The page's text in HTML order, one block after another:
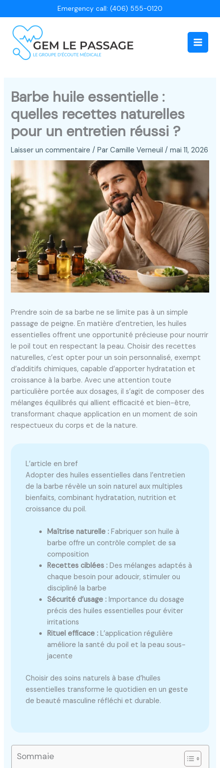
au
contenu
Emergency call: (406) 555-0120
Main
Barbe huile essentielle :
quelles recettes naturelles
pour un entretien réussi ?
Laisser un commentaire / ParCamille Verneuil/mai 11, 2026
Prendre soin de sa barbe ne se limite pas à un simple
passage de peigne. En matière d’entretien, les huiles
essentielles offrent une opportunité précieuse pour nourrir
le poil tout en respectant la peau. Choisir des recettes
naturelles, c’est opter pour un soin personnalisé, exempt
d’additifs chimiques, capable d’apporter hydratation et
croissance à la barbe. Avec une attention toute
particulière portée aux dosages, il s’agit de composer des
mélanges équilibrés qui allient efficacité et bien-être,
transformant chaque application en un moment de soin
respectueux du corps et de la nature.
L’article en bref
Adopter des huiles essentielles dans l’entretien
de la barbe révèle un soin naturel aux multiples
bienfaits, combinant hydratation, nutrition et
croissance du poil.
Maîtrise naturelle : Fabriquer son huile à
barbe offre un contrôle complet de sa
composition
Recettes ciblées : Des mélanges adaptés à
chaque besoin pour adoucir, stimuler ou
discipliné la barbe
Sécurité d’usage : Importance du dosage
précis des huiles essentielles pour éviter
irritations
Rituel efficace : L’application régulière
améliore la santé du poil et la peau sous-
jacente
Choisir des soins naturels à base d’huiles
essentielles transforme le quotidien en un geste
de beauté masculine réfléchi et durable.
Sommaie